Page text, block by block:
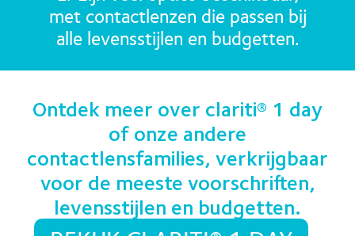
met contactlenzen die passen bij
alle levensstijlen en budgetten.
Ontdek meer over clariti® 1 day
of onze andere
contactlensfamilies, verkrijgbaar
voor de meeste voorschriften,
levensstijlen en budgetten.